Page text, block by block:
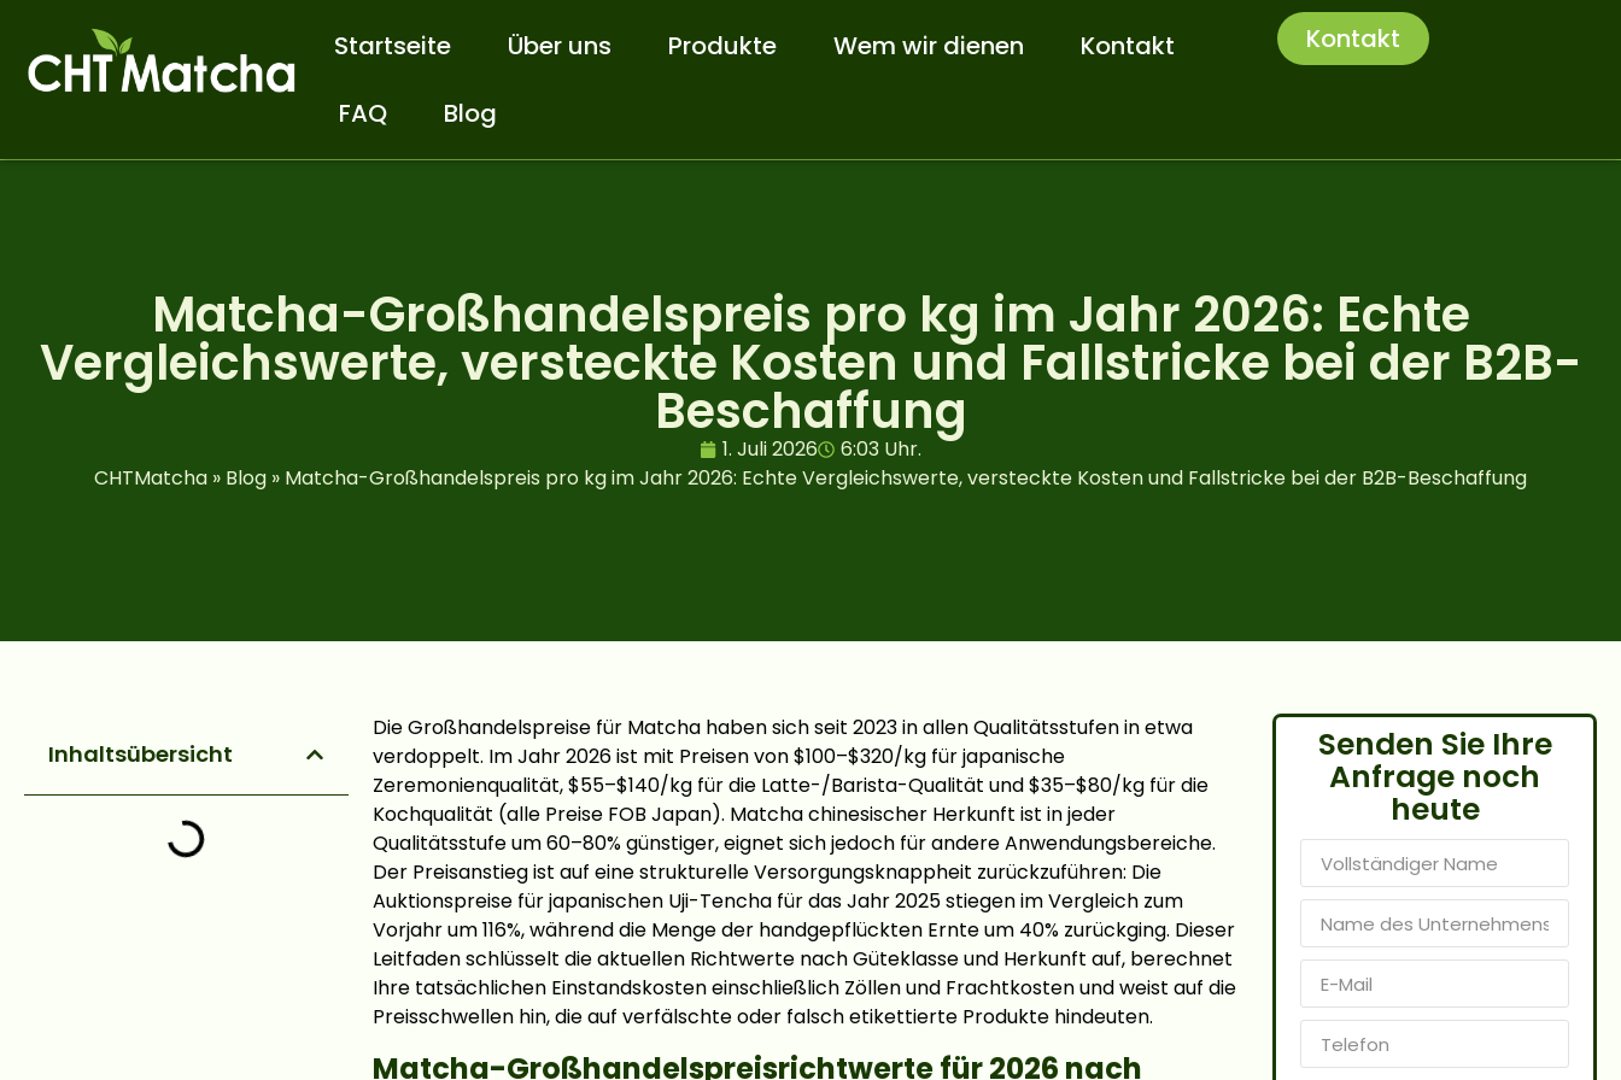
Startseite Über uns Produkte Wem wir dienen
Kontakt
FAQ
Blog
Kontakt
Matcha-Großhandelspreis pro kg im Jahr 2026: Echte
Vergleichswerte, versteckte Kosten und Fallstricke bei der B2B-
Beschaffung
1. Juli 2026
6:03 Uhr.
CHTMatcha » Blog » Matcha-Großhandelspreis pro kg im Jahr 2026: Echte Vergleichswerte, versteckte Kosten und Fallstricke bei der B2B-Beschaffung
Inhaltsübersicht
Die Großhandelspreise für Matcha haben sich seit 2023 in allen Qualitätsstufen in etwa
verdoppelt. Im Jahr 2026 ist mit Preisen von $100–$320/kg für japanische
Zeremonienqualität, $55–$140/kg für die Latte-/Barista-Qualität und $35–$80/kg für die
Kochqualität (alle Preise FOB Japan). Matcha chinesischer Herkunft ist in jeder
Qualitätsstufe um 60–80% günstiger, eignet sich jedoch für andere Anwendungsbereiche.
Der Preisanstieg ist auf eine strukturelle Versorgungsknappheit zurückzuführen: Die
Auktionspreise für japanischen Uji-Tencha für das Jahr 2025 stiegen im Vergleich zum
Vorjahr um 116%, während die Menge der handgepflückten Ernte um 40% zurückging. Dieser
Leitfaden schlüsselt die aktuellen Richtwerte nach Güteklasse und Herkunft auf, berechnet
Ihre tatsächlichen Einstandskosten einschließlich Zöllen und Frachtkosten und weist auf die
Preisschwellen hin, die auf verfälschte oder falsch etikettierte Produkte hindeuten.
Matcha-Großhandelspreisrichtwerte für 2026 nach
Senden Sie Ihre
Anfrage noch
heute